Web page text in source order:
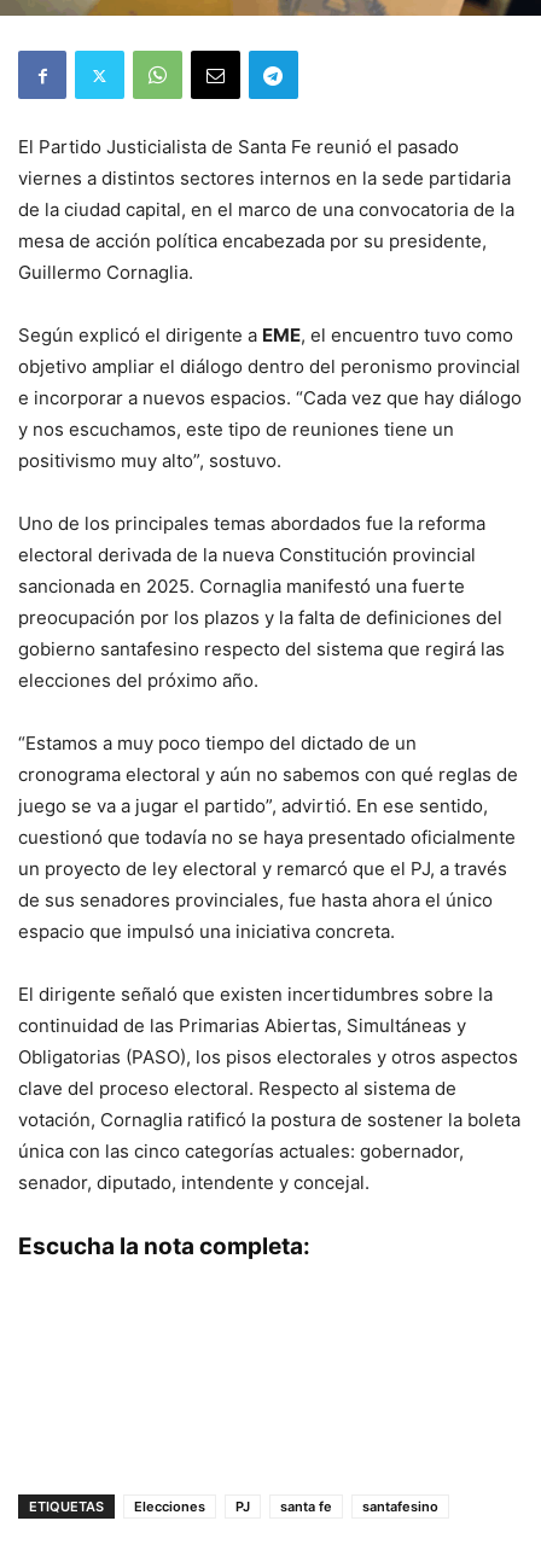
El Partido Justicialista de Santa Fe reunió el pasado
viernes a distintos sectores internos en la sede partidaria
de la ciudad capital, en el marco de una convocatoria de la
mesa de acción política encabezada por su presidente,
Guillermo Cornaglia.
Según explicó el dirigente a EME, el encuentro tuvo como
objetivo ampliar el diálogo dentro del peronismo provincial
e incorporar a nuevos espacios. “Cada vez que hay diálogo
y nos escuchamos, este tipo de reuniones tiene un
positivismo muy alto”, sostuvo.
Uno de los principales temas abordados fue la reforma
electoral derivada de la nueva Constitución provincial
sancionada en 2025. Cornaglia manifestó una fuerte
preocupación por los plazos y la falta de definiciones del
gobierno santafesino respecto del sistema que regirá las
elecciones del próximo año.
“Estamos a muy poco tiempo del dictado de un
cronograma electoral y aún no sabemos con qué reglas de
juego se va a jugar el partido”, advirtió. En ese sentido,
cuestionó que todavía no se haya presentado oficialmente
un proyecto de ley electoral y remarcó que el PJ, a través
de sus senadores provinciales, fue hasta ahora el único
espacio que impulsó una iniciativa concreta.
El dirigente señaló que existen incertidumbres sobre la
continuidad de las Primarias Abiertas, Simultáneas y
Obligatorias (PASO), los pisos electorales y otros aspectos
clave del proceso electoral. Respecto al sistema de
votación, Cornaglia ratificó la postura de sostener la boleta
única con las cinco categorías actuales: gobernador,
senador, diputado, intendente y concejal.
Escucha la nota completa:
ETIQUETAS Elecciones PJ santa fe santafesino